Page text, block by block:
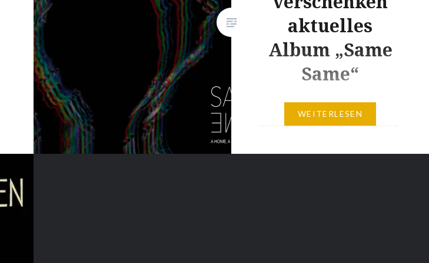
aktuelles
Album „Same
Same“
Im April habe ich Euch an dieser
Stelle die bayerische Indie-Band
mit ihrer Single 1991
WEITERLESEN